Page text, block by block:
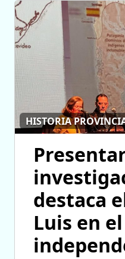
HISTORIA
destaca
Luis en